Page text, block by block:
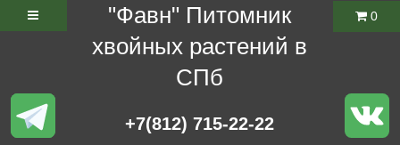
"Фавн" Питомник
хвойных растений в
СПб
+7(812) 715-22-22
0